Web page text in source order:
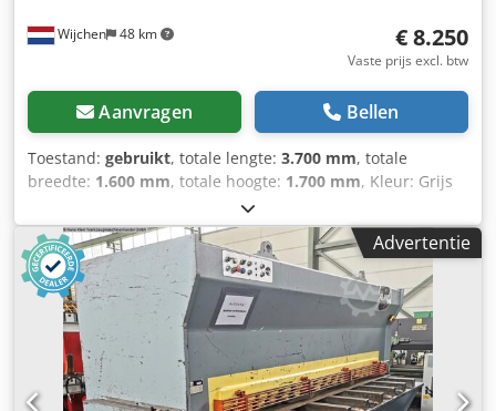
Wijchen 48 km € 8.250
Vaste prijs excl. btw
Aanvragen Bellen
Toestand: gebruikt, totale lengte: 3.700 mm, totale
breedte: 1.600 mm, totale hoogte: 1.700 mm, Kleur: Grijs
Gewicht: 4.500 kg - Documentatie aanwezig: Ja - └ Type
documentatie: Technische gegevens,
Gebruikershandleiding - CE certificaat aanwezig: Nee -
Aansturing: Conventioneel - Aandrijving: Hydraulisch -
Vermogen [kW]: 7.5 - Max. plaatdikte [mm]: 6 - Max.
werkbreedte [mm]: 3050 - Type aanslag: Elektrisch - Diepte
aanslag [mm]: 750 - Hooghoudinrichting: Geen -
Vingerbeveiliging: Vast - Hoekverstelling: Motorisch -
Snijspleetinstelling: Handmatig - Tafeltype: Standaard tafel
Advertentie